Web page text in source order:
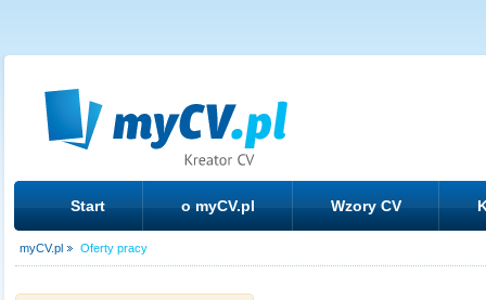
Start o myCV.pl Wzory CV
myCV.pl Oferty pracy